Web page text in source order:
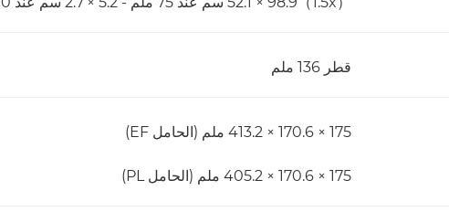
قطر 136 ملم
175 × 170.6 × 413.2 ملم (الحامل EF)
175 × 170.6 × 405.2 ملم (الحامل PL)